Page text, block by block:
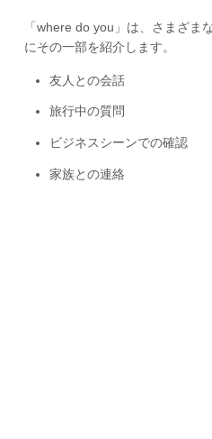
「where do you」は、さまざま
にその一部を紹介します。
友人との会話
旅行中の質問
ビジネスシーンでの確認
家族との連絡